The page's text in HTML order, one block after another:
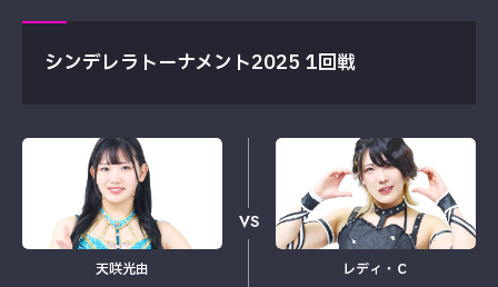
シンデレラトーナメント2025 1回戦
天咲光由
VS
レディ・Ｃ